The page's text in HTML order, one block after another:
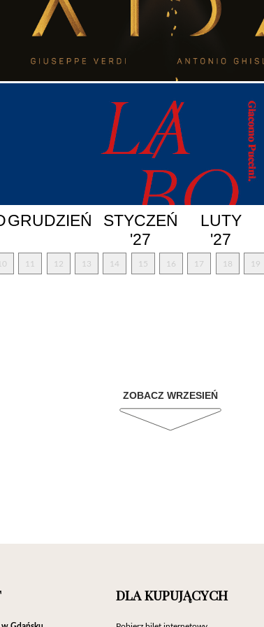
GRUDZIEŃ
STYCZEŃ
'27
LUTY
'27
11 12 13 14 15 16 17 18 19
ZOBACZ WRZESIEŃ
DLA KUPUJĄCYCH